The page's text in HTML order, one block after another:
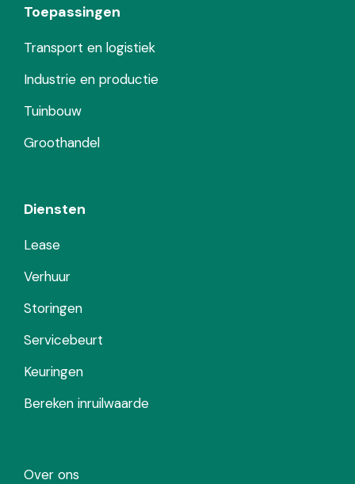
Toepassingen
Transport en logistiek
Industrie en productie
Tuinbouw
Groothandel
Diensten
Lease
Verhuur
Storingen
Servicebeurt
Keuringen
Bereken inruilwaarde
Over ons